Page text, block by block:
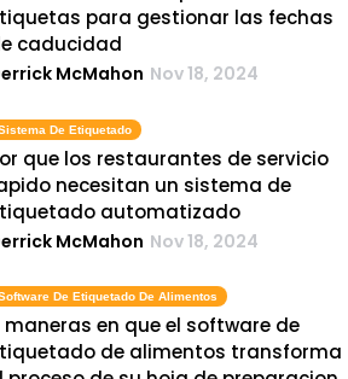
para gestionar las fechas
caducidad
McMahon Nov 18, 2024
De Etiquetado
que los restaurantes de servicio
necesitan un sistema de
automatizado
McMahon Nov 18, 2024
De Etiquetado De Alimentos
maneras en que el software de
de alimentos transforma